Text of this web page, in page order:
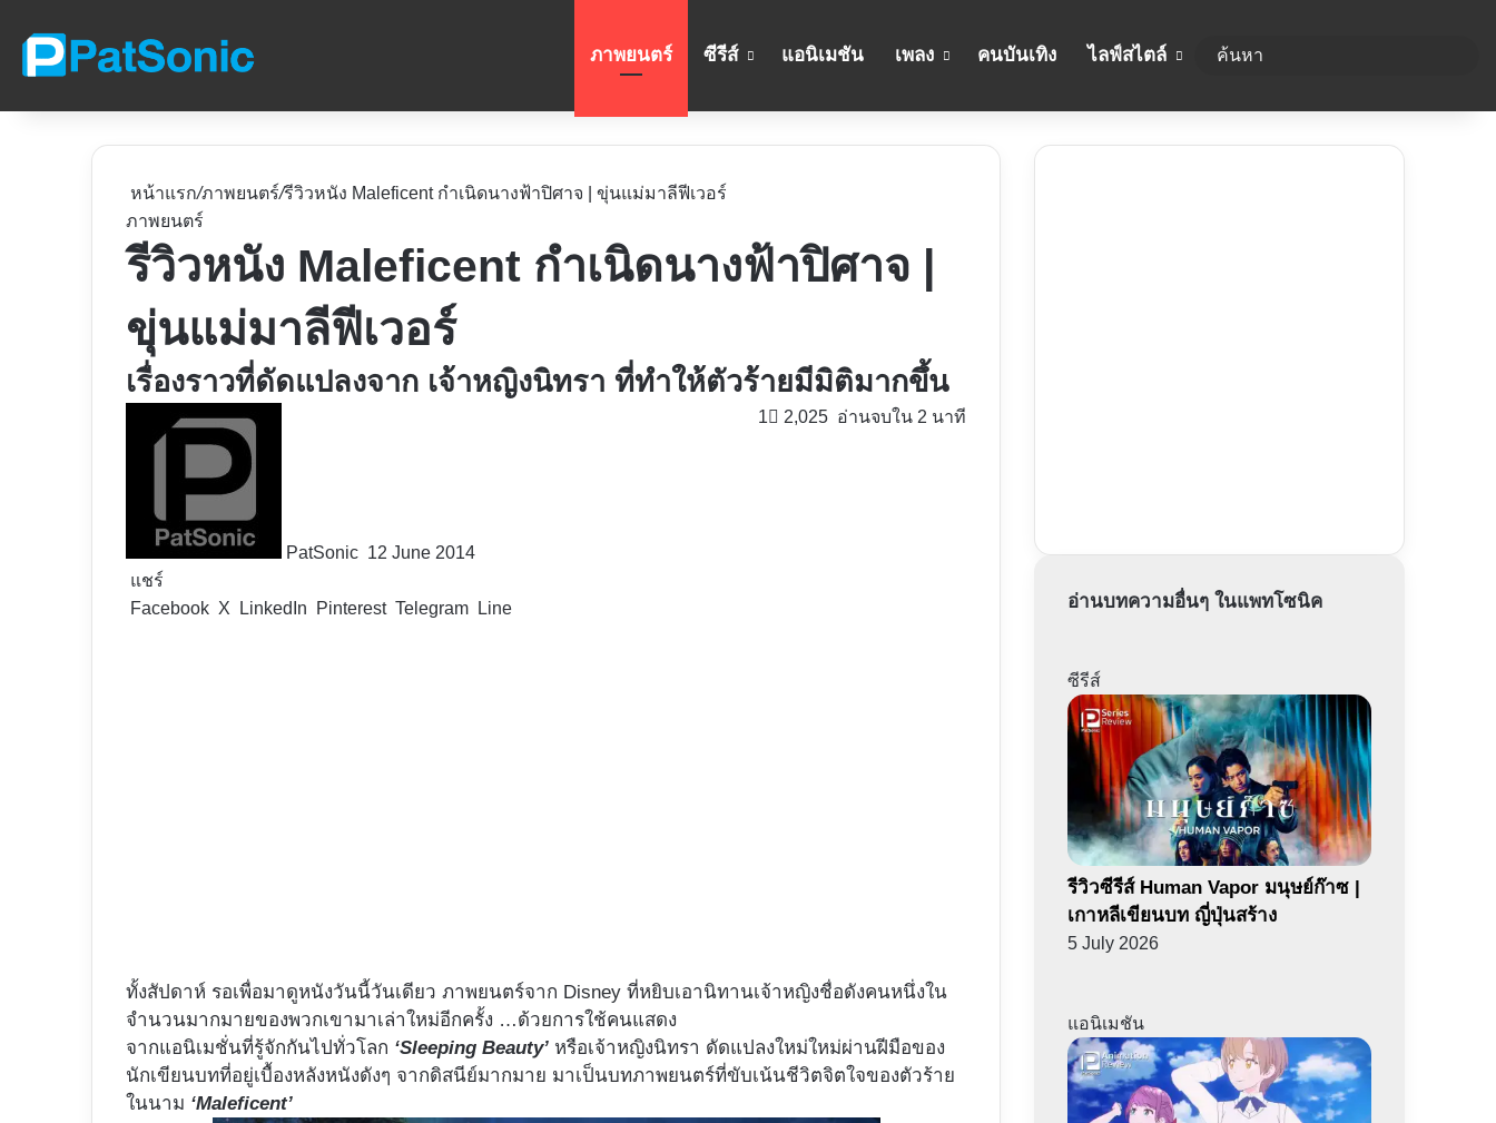
ภาพยนตร์ ซีรีส์ แอนิเมชัน เพลง คนบันเทิง ไลฟ์สไตล์
หน้าแรก/ภาพยนตร์/รีวิวหนัง Maleficent กำเนิดนางฟ้าปิศาจ | ขุ่นแม่มาลีฟีเวอร์
ภาพยนตร์
รีวิวหนัง Maleficent กำเนิดนางฟ้าปิศาจ |
ขุ่นแม่มาลีฟีเวอร์
เรื่องราวที่ดัดแปลงจาก เจ้าหญิงนิทรา ที่ทำให้ตัวร้ายมีมิติมากขึ้น
PatSonic 12 June 2014
1 2,025 อ่านจบใน 2 นาที
แชร์
Facebook X LinkedIn Pinterest Telegram Line
ทั้งสัปดาห์ รอเพื่อมาดูหนังวันนี้วันเดียว ภาพยนตร์จาก Disney ที่หยิบเอานิทานเจ้าหญิงชื่อดังคนหนึ่งใน
จำนวนมากมายของพวกเขามาเล่าใหม่อีกครั้ง …ด้วยการใช้คนแสดง
จากแอนิเมชั่นที่รู้จักกันไปทั่วโลก ‘Sleeping Beauty’ หรือเจ้าหญิงนิทรา ดัดแปลงใหม่ใหม่ผ่านฝีมือของ
นักเขียนบทที่อยู่เบื้องหลังหนังดังๆ จากดิสนีย์มากมาย มาเป็นบทภาพยนตร์ที่ขับเน้นชีวิตจิตใจของตัวร้าย
ในนาม ‘Maleficent’
อ่านบทความอื่นๆ ในแพทโซนิค
ซีรีส์
รีวิวซีรีส์ Human Vapor มนุษย์ก๊าซ |
เกาหลีเขียนบท ญี่ปุ่นสร้าง
5 July 2026
แอนิเมชัน